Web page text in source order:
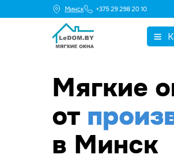
Минск +375 29 298 20 10
▼
Мягкие
от
в Минск